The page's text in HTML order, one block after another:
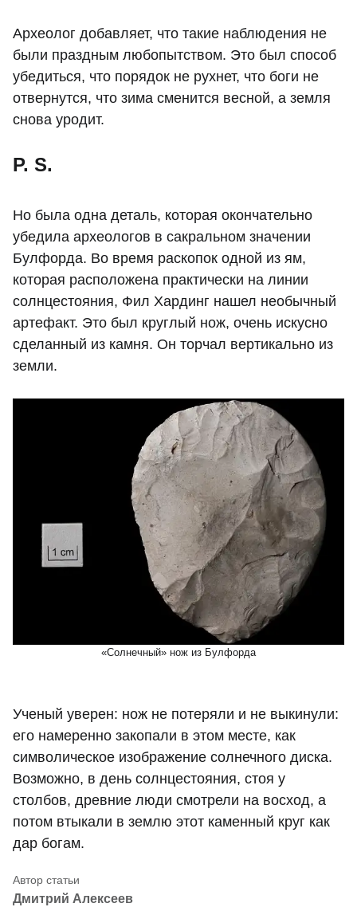
Археолог добавляет, что такие наблюдения не
были праздным любопытством. Это был способ
убедиться, что порядок не рухнет, что боги не
отвернутся, что зима сменится весной, а земля
снова уродит.
P. S.
Но была одна деталь, которая окончательно
убедила археологов в сакральном значении
Булфорда. Во время раскопок одной из ям,
которая расположена практически на линии
солнцестояния, Фил Хардинг нашел необычный
артефакт. Это был круглый нож, очень искусно
сделанный из камня. Он торчал вертикально из
земли.
«Солнечный» нож из Булфорда
Ученый уверен: нож не потеряли и не выкинули:
его намеренно закопали в этом месте, как
символическое изображение солнечного диска.
Возможно, в день солнцестояния, стоя у
столбов, древние люди смотрели на восход, а
потом втыкали в землю этот каменный круг как
дар богам.
Дмитрий Алексеев